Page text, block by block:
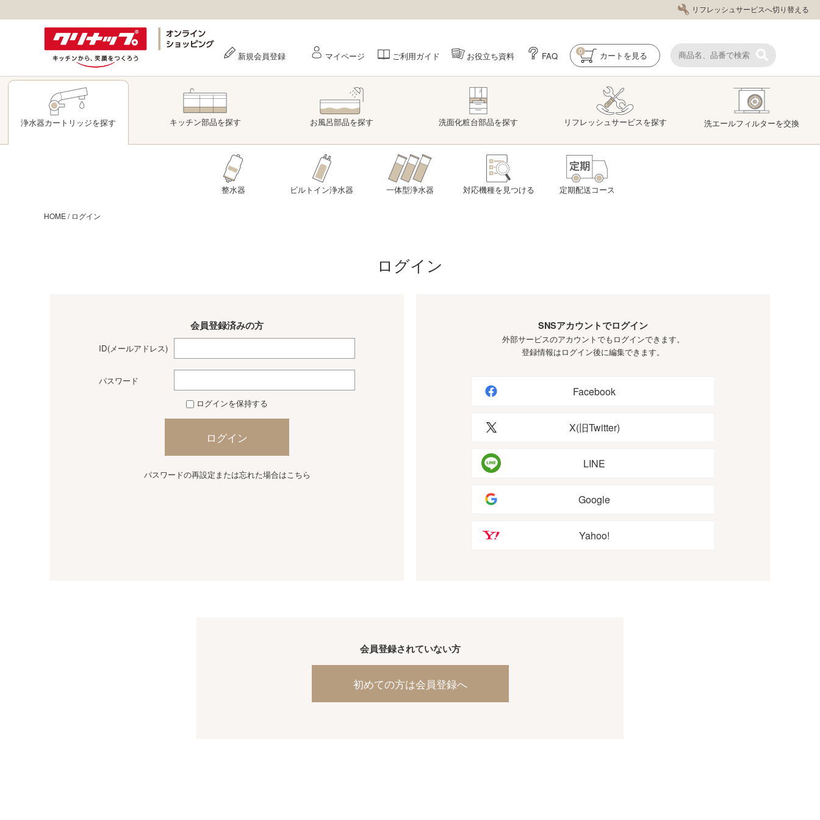
リフレッシュサービスへ切り替える
新規会員登録 マイページ ご利用ガイド お役立ち資料 FAQ カート を見る
0
浄水器カートリッジを探す キッチン部品を探す お風呂部品を探す 洗面化粧台部品を探す リフレッシュサービスを探す 洗エールフィルターを交換
整水器 ビルトイン浄水器 一体型浄水器 対応機種を見つける 定期配送コース
HOME/ ログイン
ログイン
会員登録済みの方
ID(メールアドレス)
パスワード
ログインを保持する
ログイン
パスワードの再設定または忘れた場合はこちら
SNSアカウントでログイン
外部サービスのアカウントでもログインできます。
登録情報はログイン後に編集できます。
Facebook
X(旧Twitter)
LINE
Google
Yahoo!
会員登録されていない方
初めての方は会員登録へ